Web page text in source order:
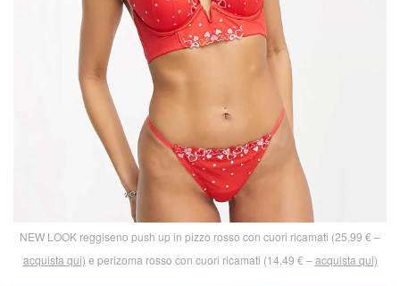
NEW LOOK reggiseno push up in pizzo rosso con cuori ricamati (25,99 € –
acquista qui) e perizoma rosso con cuori ricamati (14,49 € –acquista qui)